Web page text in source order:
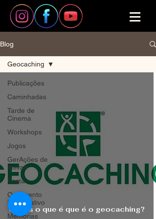
Blog
Publicações
Caminhadas
Tarde de
Cinema
Workshops
Jogos
GerAções de
noivas
Festa
Orçamento
Participativo
Memórias
Geocaching
Sabes o que é que é o geocaching?